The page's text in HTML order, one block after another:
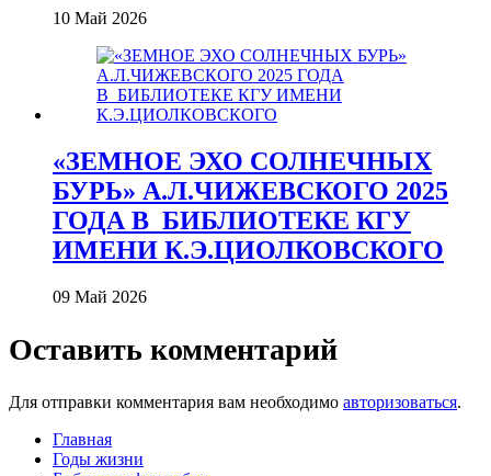
10 Май 2026
«ЗЕМНОЕ ЭХО СОЛНЕЧНЫХ
БУРЬ» А.Л.ЧИЖЕВСКОГО 2025
ГОДА В_БИБЛИОТЕКЕ КГУ
ИМЕНИ К.Э.ЦИОЛКОВСКОГО
09 Май 2026
Оставить комментарий
Для отправки комментария вам необходимо авторизоваться.
Главная
Годы жизни